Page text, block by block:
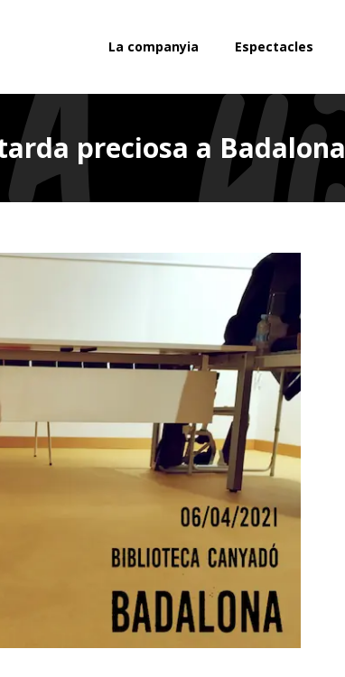
La companyia Espectacles
preciosa a Badalona